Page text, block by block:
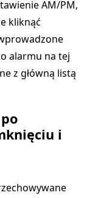
AM/PM,
kliknąć
alarmu na tej
z główną listą
i